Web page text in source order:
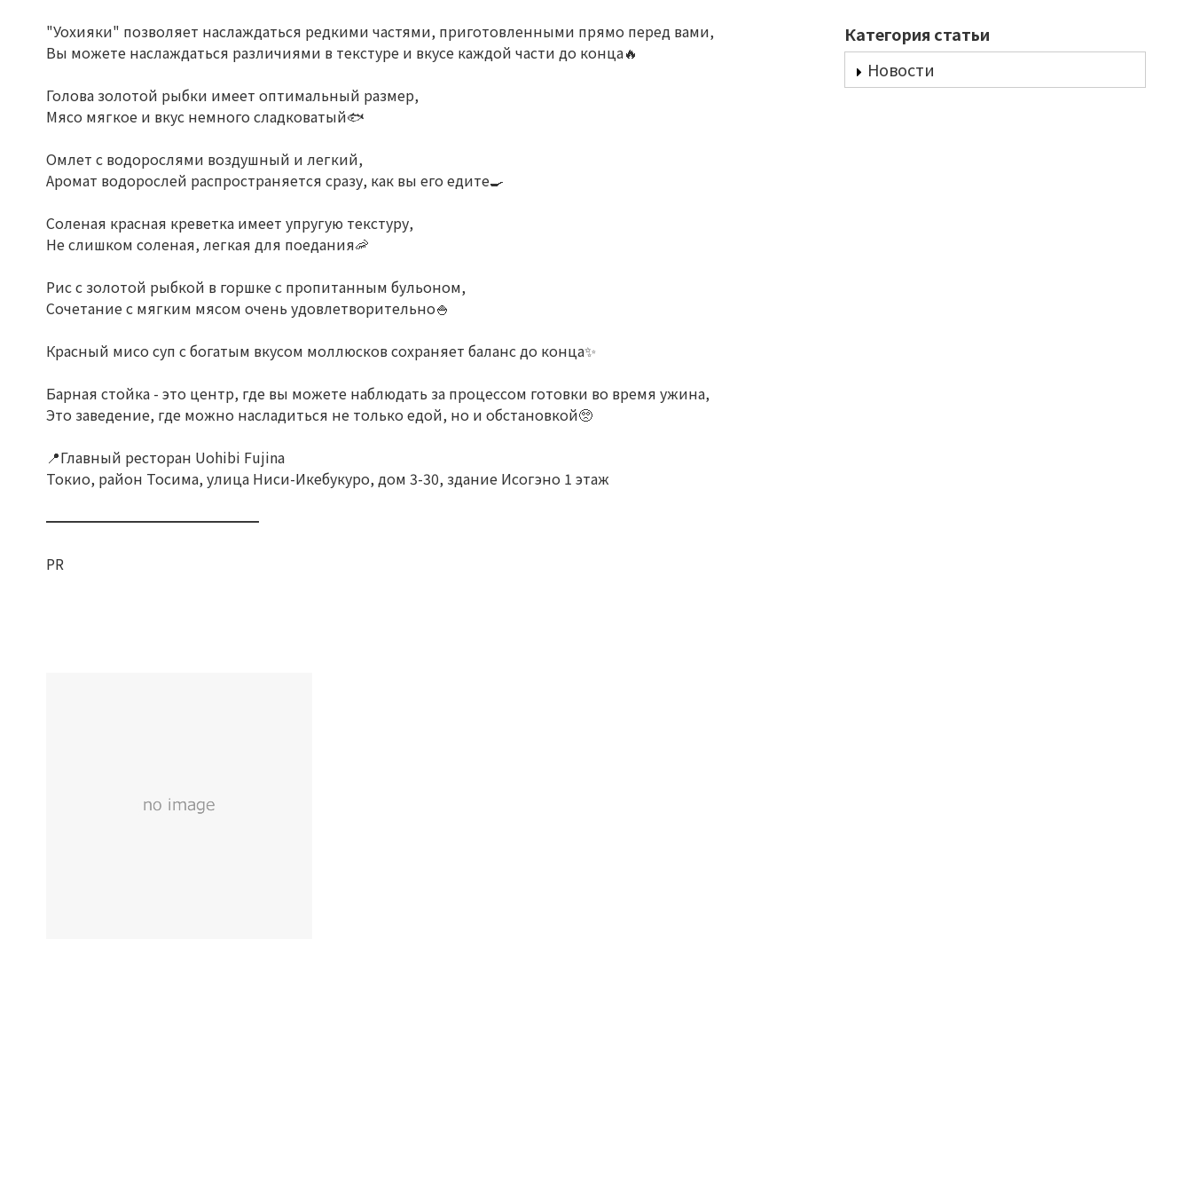
"Уохияки" позволяет наслаждаться редкими частями, приготовленными прямо перед вами,
Вы можете наслаждаться различиями в текстуре и вкусе каждой части до конца🔥
Голова золотой рыбки имеет оптимальный размер,
Мясо мягкое и вкус немного сладковатый🐟
Омлет с водорослями воздушный и легкий,
Аромат водорослей распространяется сразу, как вы его едите🍳
Соленая красная креветка имеет упругую текстуру,
Не слишком соленая, легкая для поедания🦐
Рис с золотой рыбкой в горшке с пропитанным бульоном,
Сочетание с мягким мясом очень удовлетворительно🍚
Красный мисо суп с богатым вкусом моллюсков сохраняет баланс до конца✨
Барная стойка - это центр, где вы можете наблюдать за процессом готовки во время ужина,
Это заведение, где можно насладиться не только едой, но и обстановкой🥺
📍Главный ресторан Uohibi Fujina
Токио, район Тосима, улица Ниси-Икебукуро, дом 3-30, здание Исогэно 1 этаж
━━━━━━━━━━━━━━━
PR
Категория статьи
Новости